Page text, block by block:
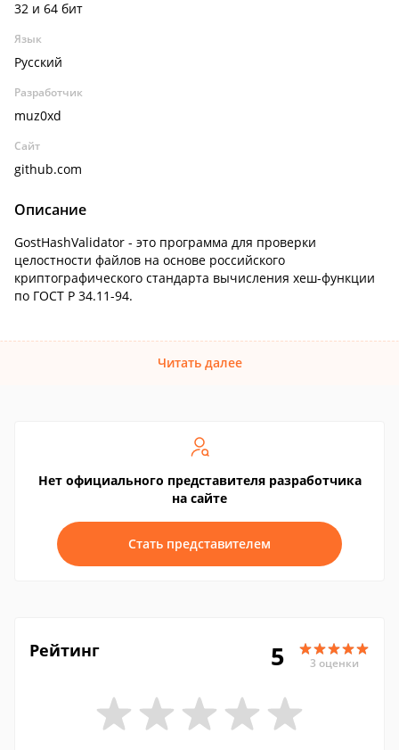
32 и 64 бит
Язык
Русский
Разработчик
muz0xd
Сайт
github.com
Описание
GostHashValidator - это программа для проверки
целостности файлов на основе российского
криптографического стандарта вычисления хеш-функции
по ГОСТ Р 34.11-94.
Читать далее
Нет официального представителя разработчика
на сайте
Стать представителем
Рейтинг 5 3 оценки